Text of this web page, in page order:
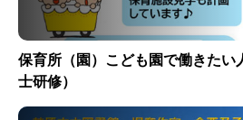
保育所（園）こども園で働きたい
士研修）